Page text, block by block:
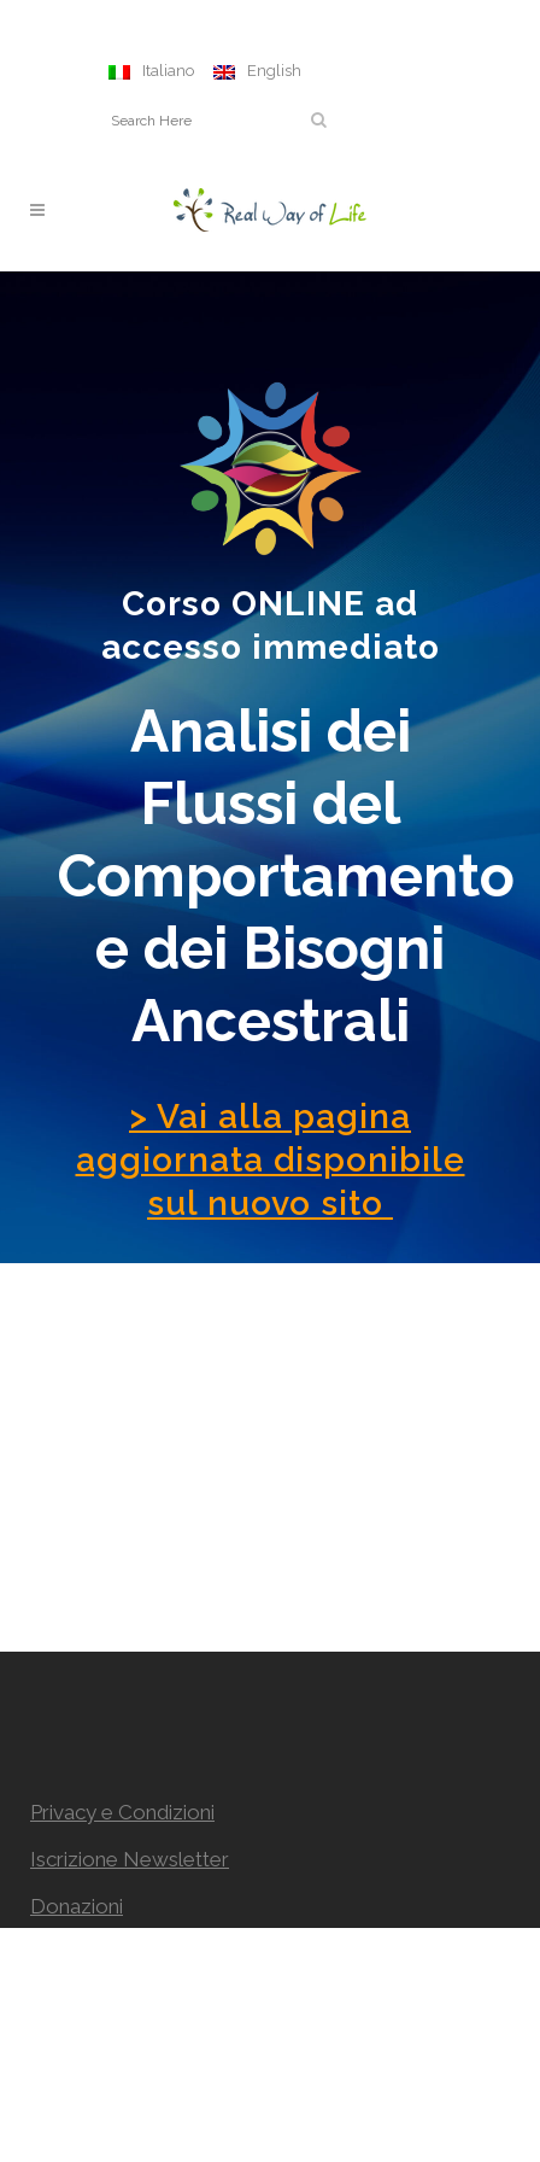
Italiano English
Corso ONLINE ad
accesso immediato
Analisi dei
Flussi del
Comportamento
e dei Bisogni
Ancestrali
> Vai alla pagina
aggiornata disponibile
sul nuovo sito
Privacy e Condizioni
Iscrizione Newsletter
Donazioni